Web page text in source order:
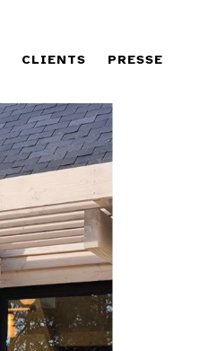
CLIENTS PRESSE